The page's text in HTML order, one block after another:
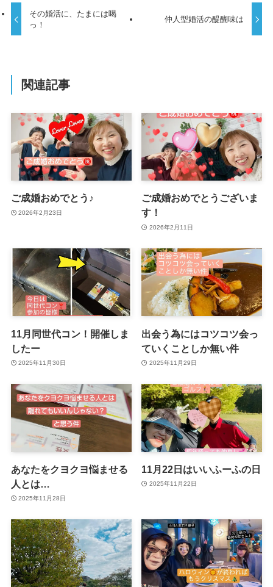
その婚活に、たまには喝
っ！
仲人型婚活の醍醐味は
関連記事
ご成婚おめでとう♪
2026年2月23日
ご成婚おめでとうございま
す！
2026年2月11日
11月同世代コン！開催しま
したー
2025年11月30日
出会う為にはコツコツ会っ
ていくことしか無い件
2025年11月29日
あなたをクヨクヨ悩ませる
人とは…
2025年11月28日
11月22日はいいふーふの日
2025年11月22日